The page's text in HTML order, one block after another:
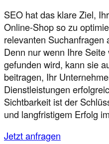
SEO hat das klare Ziel,
Online-Shop so zu
relevanten Suchanfragen
Denn nur wenn Ihre
gefunden wird, kann sie
beitragen, Ihr
Dienstleistungen
Sichtbarkeit ist der
und langfristigem Erfolg
Jetzt anfragen